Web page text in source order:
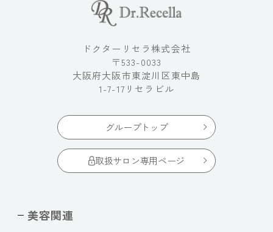
ドクターリセラ株式会社
〒533-0033
大阪府大阪市東淀川区東中島
1-7-17リセラビル
グループトップ
取扱サロン専用ページ
美容関連